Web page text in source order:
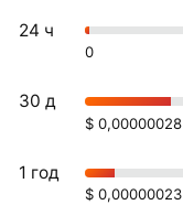
24 ч
0
30 д
$ 0,00000028
1 год
$ 0,00000023